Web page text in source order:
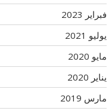
فبراير 2023
يوليو 2021
مايو 2020
يناير 2020
مارس 2019